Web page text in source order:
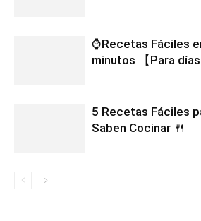
⌚Recetas Fáciles
minutos 【Para días
5 Recetas Fáciles
Saben Cocinar 🍴